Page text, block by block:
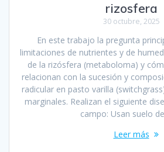
rizosfera
30 octubre, 2025
En este trabajo la pregunta
limitaciones de nutrientes y de
de la rizósfera (metaboloma) y
relacionan con la sucesión y
radicular en pasto varilla
marginales. Realizan el siguiente
campo: Usan suelo
Leer más